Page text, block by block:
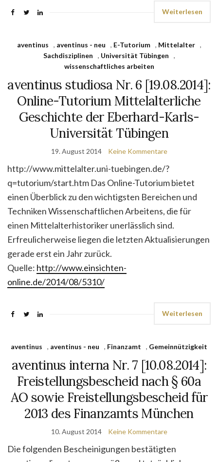
Weiterlesen
aventinus , aventinus - neu , E-Tutorium , Mittelalter
,
Sachdisziplinen
, Universität Tübingen
,
wissenschaftliches arbeiten
aventinus studiosa Nr. 6 [19.08.2014]:
Online-Tutorium Mittelalterliche
Geschichte der Eberhard-Karls-
Universität Tübingen
19. August 2014 Keine Kommentare
http://www.mittelalter.uni-tuebingen.de/?
q=tutorium/start.htm Das Online-Tutorium bietet
einen Überblick zu den wichtigsten Bereichen und
Techniken Wissenschaftlichen Arbeitens, die für
einen Mittelalterhistoriker unerlässlich sind.
Erfreulicherweise liegen die letzten Aktualisierungen
gerade erst ein Jahr zurück.
Quelle: http://www.einsichten-
online.de/2014/08/5310/
Weiterlesen
aventinus , aventinus - neu , Finanzamt , Gemeinnützigkeit
aventinus interna Nr. 7 [10.08.2014]:
Frei­stellungs­bescheid nach § 60a
AO sowie Freistellungsbescheid für
2013 des Finanzamts München
10. August 2014 Keine Kommentare
Die folgenden Bescheinigungen bestätigten